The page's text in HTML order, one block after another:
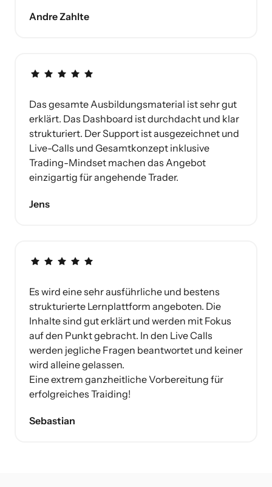
Andre Zahlte
Das gesamte Ausbildungsmaterial ist sehr gut
erklärt. Das Dashboard ist durchdacht und klar
strukturiert. Der Support ist ausgezeichnet und
Live-Calls und Gesamtkonzept inklusive
Trading-Mindset machen das Angebot
einzigartig für angehende Trader.
Jens
Es wird eine sehr ausführliche und bestens
strukturierte Lernplattform angeboten. Die
Inhalte sind gut erklärt und werden mit Fokus
auf den Punkt gebracht. In den Live Calls
werden jegliche Fragen beantwortet und keiner
wird alleine gelassen.
Eine extrem ganzheitliche Vorbereitung für
erfolgreiches Traiding!
Sebastian